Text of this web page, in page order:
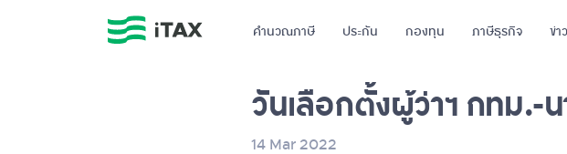
คำนวณภาษี ประกัน กองทุน ภาษีธุรกิจ ข่า
วันเลือกตั้งผู้ว่าฯ กทม
14 Mar 2022